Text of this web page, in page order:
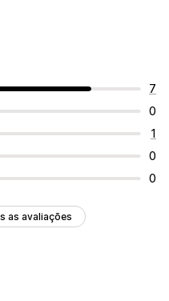
7
0
1
0
0
as avaliações